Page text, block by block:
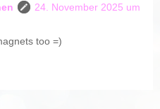
24. November 2025 um
too =)